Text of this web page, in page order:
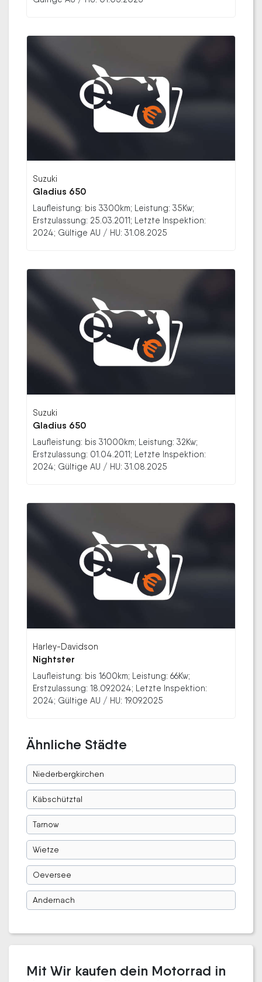
Suzuki
Gladius 650
Laufleistung: bis 3300km; Leistung: 35Kw;
Erstzulassung: 25.03.2011; Letzte Inspektion:
2024; Gültige AU / HU: 31.08.2025
Suzuki
Gladius 650
Laufleistung: bis 31000km; Leistung: 32Kw;
Erstzulassung: 01.04.2011; Letzte Inspektion:
2024; Gültige AU / HU: 31.08.2025
Harley-Davidson
Nightster
Laufleistung: bis 1600km; Leistung: 66Kw;
Erstzulassung: 18.09.2024; Letzte Inspektion:
2024; Gültige AU / HU: 19.09.2025
Ähnliche Städte
Niederbergkirchen
Käbschütztal
Tarnow
Wietze
Oeversee
Andernach
Mit Wir kaufen dein Motorrad in